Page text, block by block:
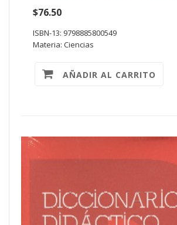
$76.50
ISBN-13: 9798885800549
Materia: Ciencias
AÑADIR AL CARRITO